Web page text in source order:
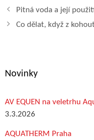
Pitná voda a její
Co dělat, když z
Novinky
AV EQUEN na veletrhu
3.3.2026
AQUATHERM Praha